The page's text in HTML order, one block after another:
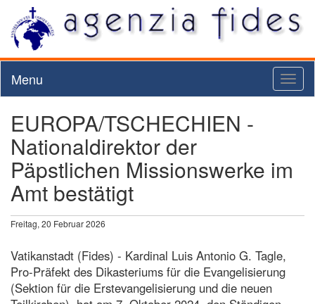
Menu
EUROPA/TSCHECHIEN -
Nationaldirektor der
Päpstlichen Missionswerke im
Amt bestätigt
Freitag, 20 Februar 2026
Vatikanstadt (Fides) - Kardinal Luis Antonio G. Tagle,
Pro-Präfekt des Dikasteriums für die Evangelisierung
(Sektion für die Erstevangelisierung und die neuen